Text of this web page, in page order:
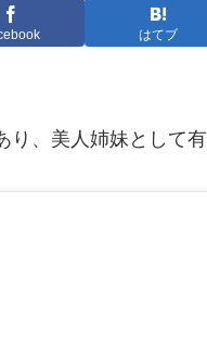
はてブ
、美人姉妹として